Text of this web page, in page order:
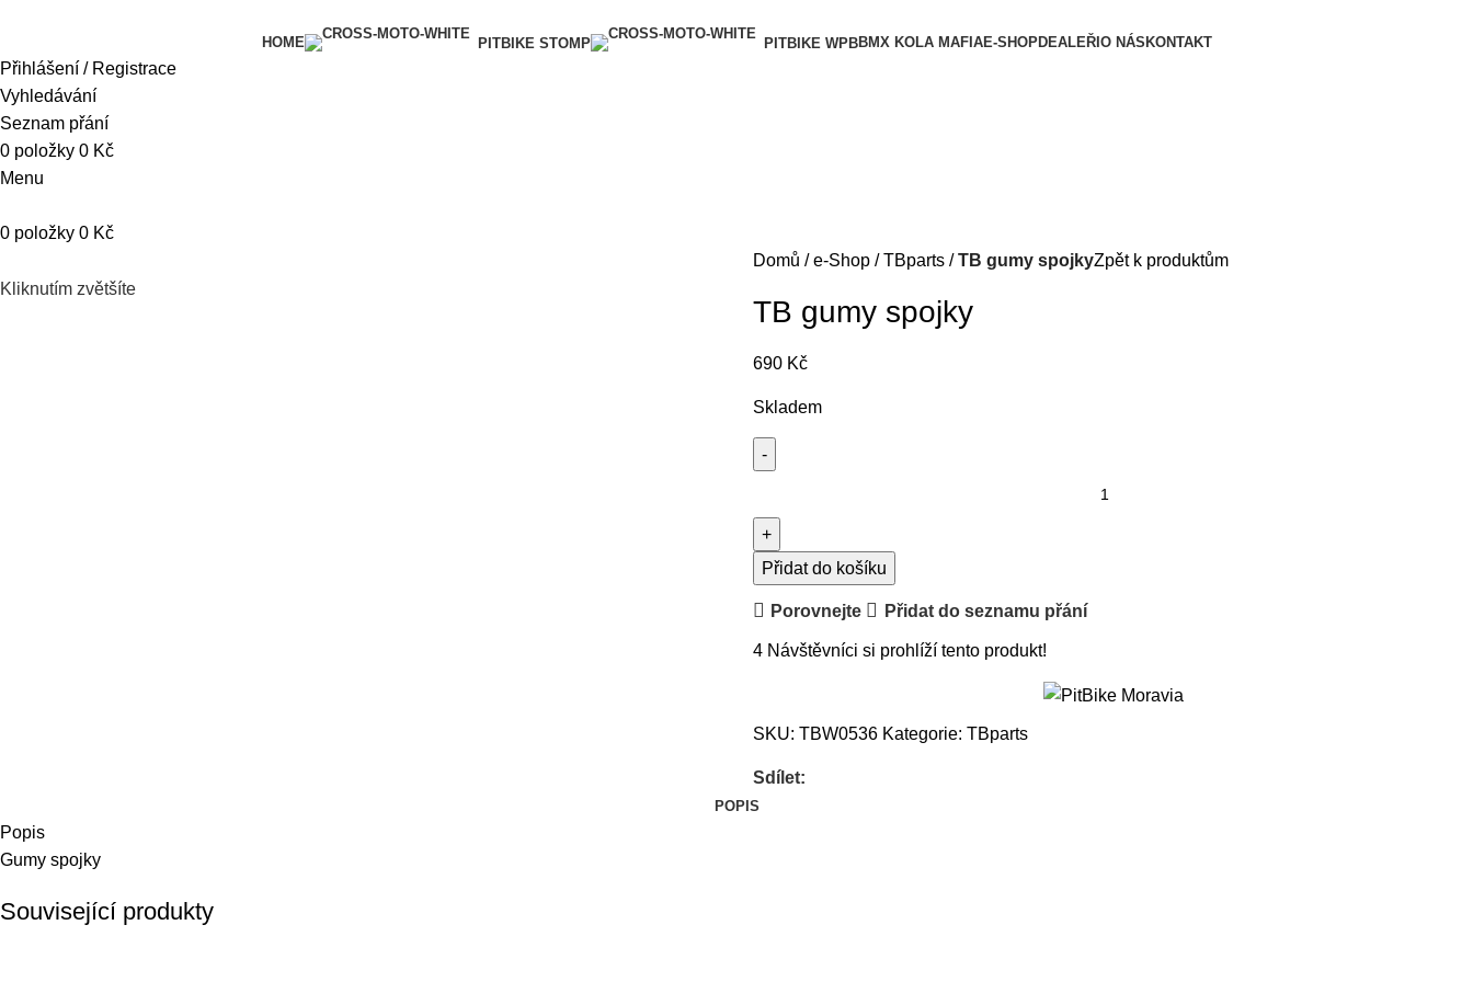
HOME PITBIKE STOMP PITBIKE WPBBMX KOLA MAFIAE-SHOPDEALEŘI O NÁS KONTAKT
Přihlášení / Registrace
Vyhledávání
Seznam přání
0 položky 0 Kč
Menu
0 položky 0 Kč
Kliknutím zvětšíte
Domů e-Shop TBparts TB gumy spojkyZpět k produktům
TB gumy spojky
690 Kč
Skladem
Přidat do košíku
Porovnejte Přidat do seznamu přání
4 Návštěvníci si prohlíží tento produkt!
SKU: TBW0536 Kategorie: TBparts
Sdílet:
POPIS
Popis
Gumy spojky
Související produkty